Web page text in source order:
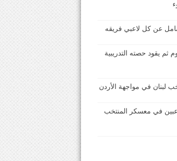
عن كل لاعبي فريقه
ثم يقود حصته التدريبية
لبنان في مواجهة الأردن
في معسكر المنتخب